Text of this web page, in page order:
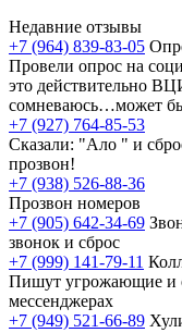
Недавние отзывы
+7 (964) 839-83-05
Провели опрос на
это действительно
сомневаюсь…может
+7 (927) 764-85-53
Сказали: "Ало " и
прозвон!
+7 (938) 526-88-36
Прозвон номеров
+7 (905) 642-34-69
звонок и сброс
+7 (999) 141-79-11
Пишут угрожающие и
мессенджерах
+7 (949) 521-66-89